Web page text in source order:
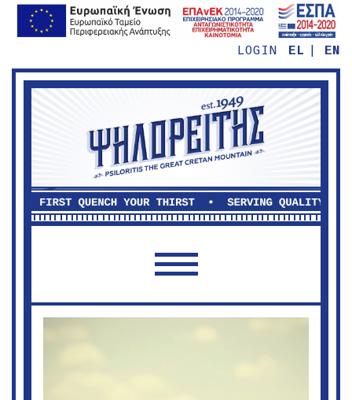
LOGIN EL EN
TOGGLE NAVIGATION